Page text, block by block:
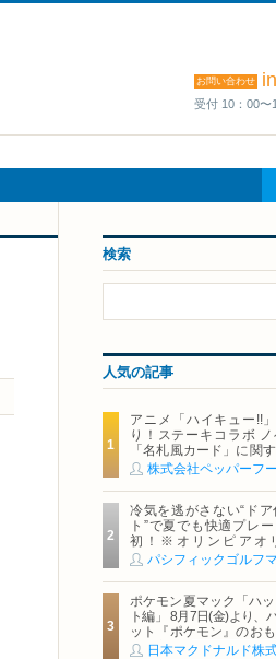
お問い合わせ
受付 10：00〜
検索
人気の記事
アニメ「ハイキュー!!
り！ステーキコラボ ノ
「名札風カード」に関す
および交換対応について
冷気を逃がさない“ドア
ト”で夏でも快適プ
初！※オリンピアオ
「AirCon Cart（エア
ト）」導入 | ＰＧＭ
ポケモン夏マック「ハ
ト編」 8月7日(金)より、
ット『ポケモン』のおも
間限定登場
日本マクドナルド株